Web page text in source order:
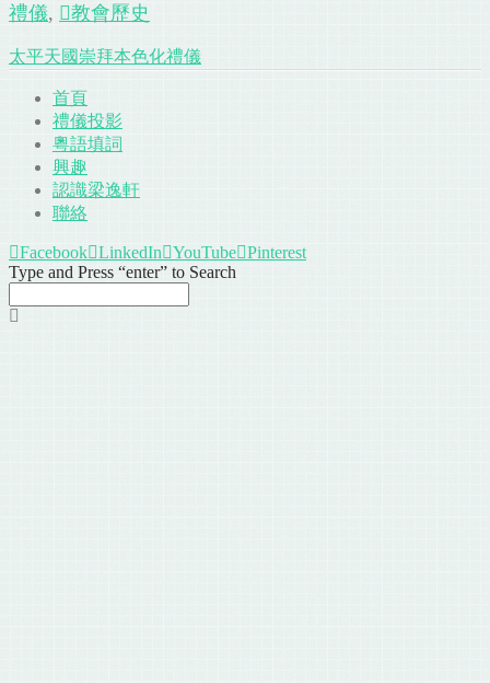
禮儀, 教會歷史
太平天國 崇拜本色化禮儀
首頁
禮儀投影
粵語填詞
興趣
認識梁逸軒
聯絡
Facebook LinkedIn YouTube Pinterest
Type and Press “enter” to Search